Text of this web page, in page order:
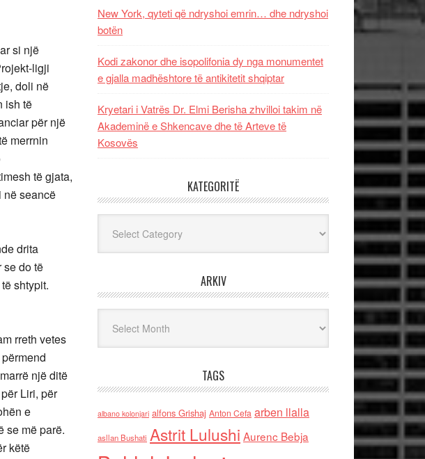
si një
ligji
doli në
ish të
për një
merrnin
të gjata,
në seancë
drita
se do të
shtypit.
rreth vetes
një ditë
Liri, për
e
se më parë.
këtë
New York, qyteti që ndryshoi emrin… dhe ndryshoi
botën
Kodi zakonor dhe isopolifonia dy nga monumentet
e gjalla madhështore të antikitetit shqiptar
Kryetari i Vatrës Dr. Elmi Berisha zhvilloi takim në
Akademinë e Shkencave dhe të Arteve të
Kosovës
KATEGORITË
ARKIV
TAGS
albano kolonjari alfons Grishaj Anton Cefa arben llalla
asllan Bushati Astrit Lulushi Aurenc Bebja